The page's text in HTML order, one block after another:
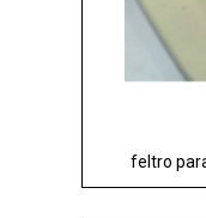
feltro